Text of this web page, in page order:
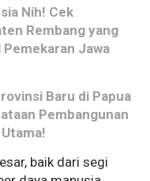
Nih! Cek
Rembang yang
Jawa
Baru di Papua
Pembangunan
baik dari segi